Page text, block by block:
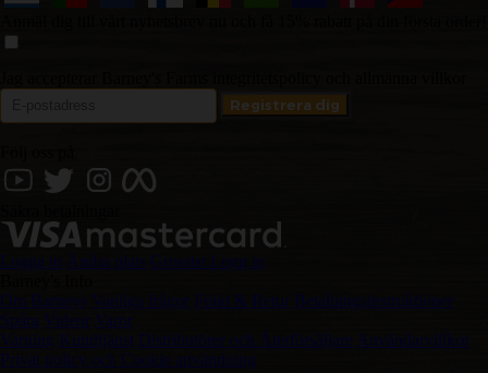
Logga in Ändra plats Grossist Logg in
Om Barneys Vanliga frågor Frakt & Retur Betalningsinstruktioner
Spåra Videor Varor
Varning Kundtjänst Distributörer och Återförsäljare Användarvillkor
Privat policy och Cookie användning